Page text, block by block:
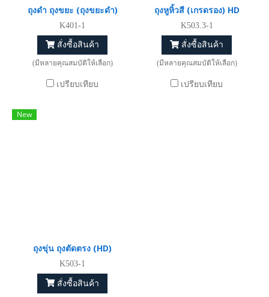
ถุงดำ ถุงขยะ (ถุงขยะดำ)
K401-1
สั่งซื้อสินค้า
(มีหลายคุณสมบัติให้เลือก)
เปรียบเทียบ
ถุงหูหิ้วสี (เกรดรอง) HD
K503.3-1
สั่งซื้อสินค้า
(มีหลายคุณสมบัติให้เลือก)
เปรียบเทียบ
New
ถุงขุ่น ถุงตัดตรง (HD)
K503-1
สั่งซื้อสินค้า